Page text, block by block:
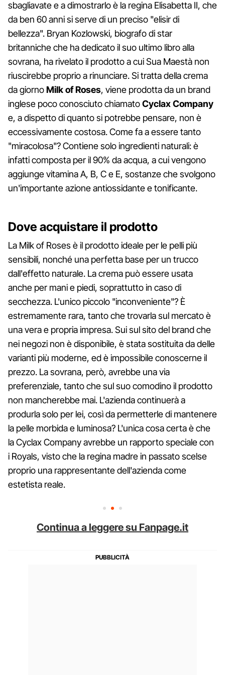
sbagliavate e a dimostrarlo è la regina Elisabetta II, che
da ben 60 anni si serve di un preciso "elisir di
bellezza". Bryan Kozlowski, biografo di star
britanniche che ha dedicato il suo ultimo libro alla
sovrana, ha rivelato il prodotto a cui Sua Maestà non
riuscirebbe proprio a rinunciare. Si tratta della crema
da giornoMilk of Roses, viene prodotta da un brand
inglese poco conosciuto chiamatoCyclax Company
e, a dispetto di quanto si potrebbe pensare, non è
eccessivamente costosa. Come fa a essere tanto
"miracolosa"? Contiene solo ingredienti naturali: è
infatti composta per il 90% da acqua, a cui vengono
aggiunge vitamina A, B, C e E, sostanze che svolgono
un'importante azione antiossidante e tonificante.
Dove acquistare il prodotto
La Milk of Roses è il prodotto ideale per le pelli più
sensibili, nonché una perfetta base per un trucco
dall'effetto naturale. La crema può essere usata
anche per mani e piedi, soprattutto in caso di
secchezza. L'unico piccolo "inconveniente"? È
estremamente rara, tanto che trovarla sul mercato è
una vera e propria impresa. Sui sul sito del brand che
nei negozi non è disponibile, è stata sostituita da delle
varianti più moderne, ed è impossibile conoscerne il
prezzo. La sovrana, però, avrebbe una via
preferenziale, tanto che sul suo comodino il prodotto
non mancherebbe mai. L'azienda continuerà a
produrla solo per lei, così da permetterle di mantenere
la pelle morbida e luminosa? L'unica cosa certa è che
la Cyclax Company avrebbe un rapporto speciale con
i Royals, visto che la regina madre in passato scelse
proprio una rappresentante dell'azienda come
estetista reale.
Continua a leggere su Fanpage.it